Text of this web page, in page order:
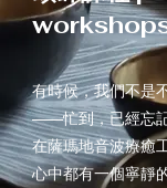
有時候，我們不是
——忙到，已經忘
在薩瑪地音波療癒
心中都有一個寧靜